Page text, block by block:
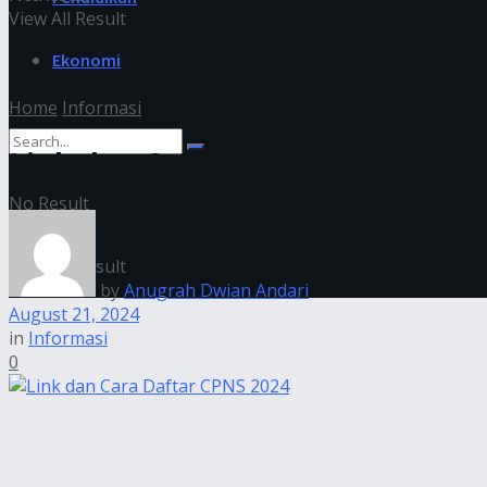
Ekonomi
No Result
View All Result
View All Result
Home Informasi
Link dan Cara Daftar CPNS
byAnugrah Dwian Andari
August 21, 2024
in Informasi
0